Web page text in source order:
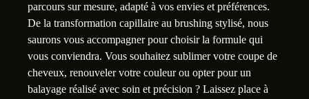
parcours sur mesure, adapté à vos envies et préférences.
De la transformation capillaire au brushing stylisé, nous
saurons vous accompagner pour choisir la formule qui
vous conviendra. Vous souhaitez sublimer votre coupe de
cheveux, renouveler votre couleur ou opter pour un
balayage réalisé avec soin et précision ? Laissez place à